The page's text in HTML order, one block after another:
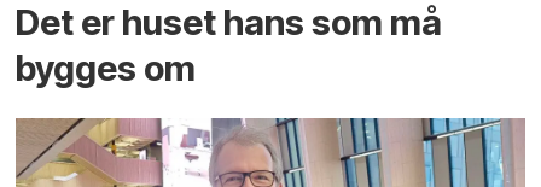
Det er huset hans som må
bygges om